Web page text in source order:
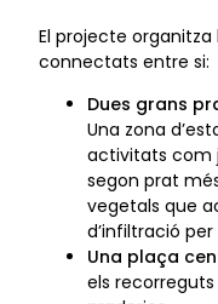
El projecte organitza
connectats entre si:
Dues grans
Una zona
activitats com
segon prat
vegetals que
d’infiltració per
Una plaça
els